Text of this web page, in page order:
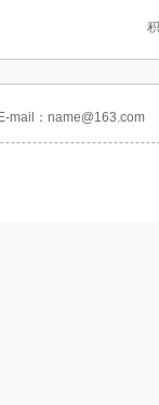
mail：name@163.com